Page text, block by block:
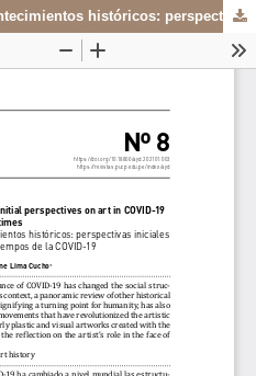
Los artistas frente a los acontecimientos históricos: perspectivas iniciales sobre el arte en tiempos de la COVID-19